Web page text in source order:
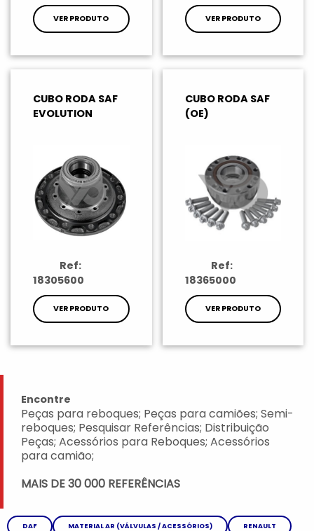
VER PRODUTO VER PRODUTO
CUBO RODA SAF
EVOLUTION
Ref:
18305600
VER PRODUTO
CUBO RODA SAF
(OE)
Ref:
18365000
VER PRODUTO
Encontre
Peças para reboques; Peças para camiões; Semi-
reboques; Pesquisar Referências; Distribuição
Peças; Acessórios para Reboques; Acessórios
para camião;
MAIS DE 30 000 REFERÊNCIAS
DAF MATERIAL AR (VÁLVULAS / ACESSÓRIOS) RENAULT